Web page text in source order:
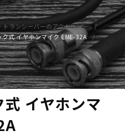
トランシーバーのアクセサリー
ク式 イヤホンマイク EME-32A
イヤホンマ